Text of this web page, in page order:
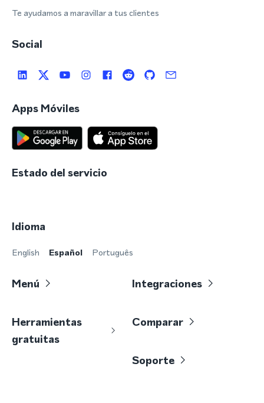
Te ayudamos a maravillar a tus clientes
Social
Apps Móviles
Estado del servicio
Idioma
English Español Português
Menú Integraciones
Herramientas
gratuitas
Comparar
Soporte